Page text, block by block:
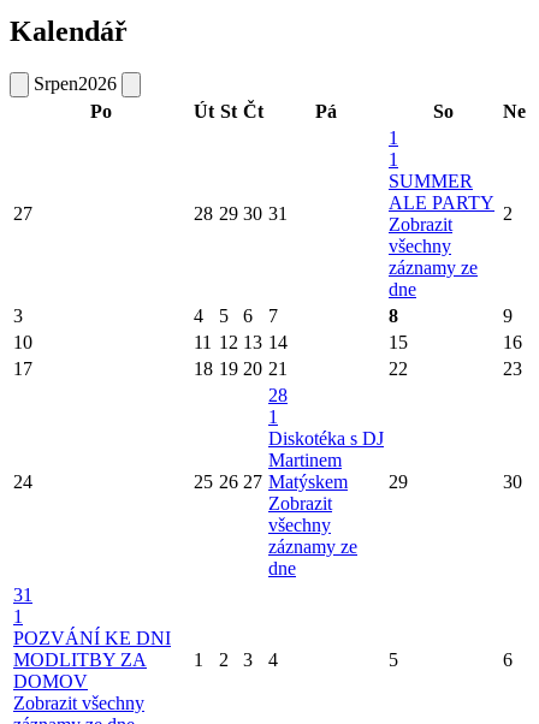
Kalendář
Srpen2026
Po
Út St Čt Pá So Ne
27 28 29 30 31
1
1
SUMMER
ALE PARTY
Zobrazit
všechny
záznamy ze
dne
2
3 4 5 6 7 8
9
10
11 12 13 14 15
16
17
18 19 20 21 22 23
24 25 26 27
28
1
Diskotéka s DJ
Martinem
Matýskem
Zobrazit
všechny
záznamy ze
dne
29 30
31
1
POZVÁNÍ KE DNI
MODLITBY ZA
DOMOV
Zobrazit všechny
1 2 3 4 5 6